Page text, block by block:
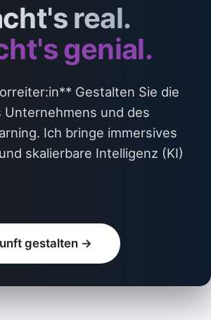
real.
genial.
Gestalten Sie die
und des
Ich bringe immersives
skalierbare Intelligenz (KI)
gestalten →